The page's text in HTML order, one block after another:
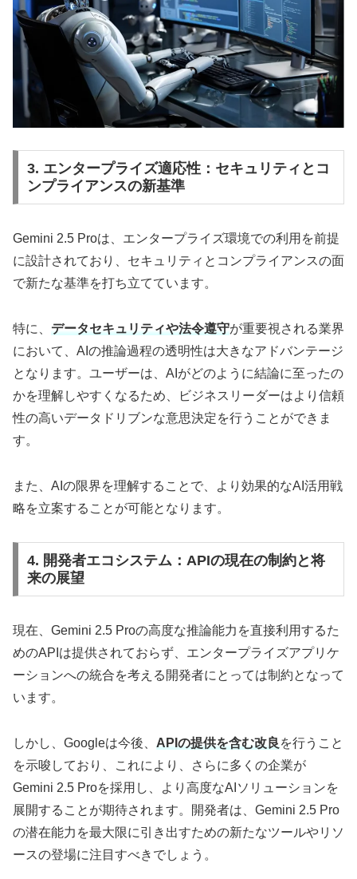
3. エンタープライズ適応性：セキュリティとコ
ンプライアンスの新基準
Gemini 2.5 Proは、エンタープライズ環境での利用を前提
に設計されており、セキュリティとコンプライアンスの面
で新たな基準を打ち立てています。​
特に、 データセキュリティや法令遵守が重要視される業界
において、AIの推論過程の透明性は大きなアドバンテージ
となります。​ユーザーは、AIがどのように結論に至ったの
かを理解しやすくなるため、ビジネスリーダーはより信頼
性の高いデータドリブンな意思決定を行うことができま
す。
​また、AIの限界を理解することで、より効果的なAI活用戦
略を立案することが可能となります。​
4. 開発者エコシステム：APIの現在の制約と将
来の展望
現在、Gemini 2.5 Proの高度な推論能力を直接利用するた
めのAPIは提供されておらず、エンタープライズアプリケ
ーションへの統合を考える開発者にとっては制約となって
います。
​しかし、Googleは今後、 APIの提供を含む改良 を行うこと
を示唆しており、これにより、さらに多くの企業が
Gemini 2.5 Proを採用し、より高度なAIソリューションを
展開することが期待されます。​開発者は、Gemini 2.5 Pro
の潜在能力を最大限に引き出すための新たなツールやリソ
ースの登場に注目すべきでしょう。​